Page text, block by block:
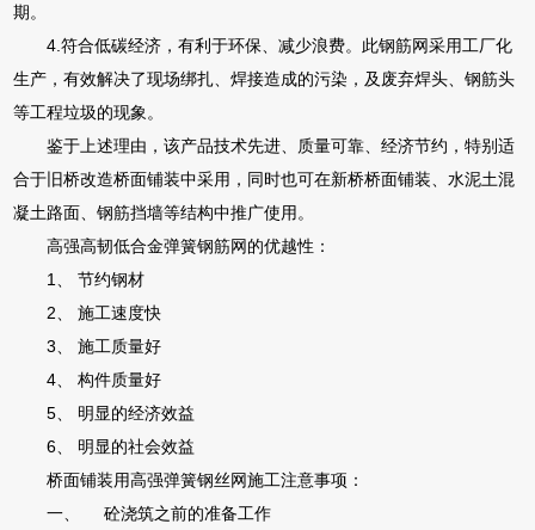
期。
4.符合低碳经济，有利于环保、减少浪费。此钢筋网采用工厂化
生产，有效解决了现场绑扎、焊接造成的污染，及废弃焊头、钢筋头
等工程垃圾的现象。
鉴于上述理由，该产品技术先进、质量可靠、经济节约，特别适
合于旧桥改造桥面铺装中采用，同时也可在新桥桥面铺装、水泥土混
凝土路面、钢筋挡墙等结构中推广使用。
高强高韧低合金弹簧钢筋网的优越性：
1、 节约钢材
2、 施工速度快
3、 施工质量好
4、 构件质量好
5、 明显的经济效益
6、 明显的社会效益
桥面铺装用高强弹簧钢丝网施工注意事项：
一、 砼浇筑之前的准备工作